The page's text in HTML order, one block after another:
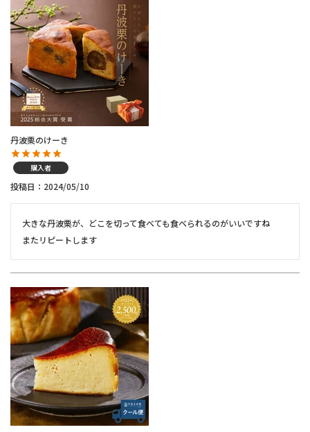
丹波栗のけーき
購入者
投稿日 2024/05/10
大きな丹波栗が、どこを切って食べても食べられるのがいいですね
またリピートします